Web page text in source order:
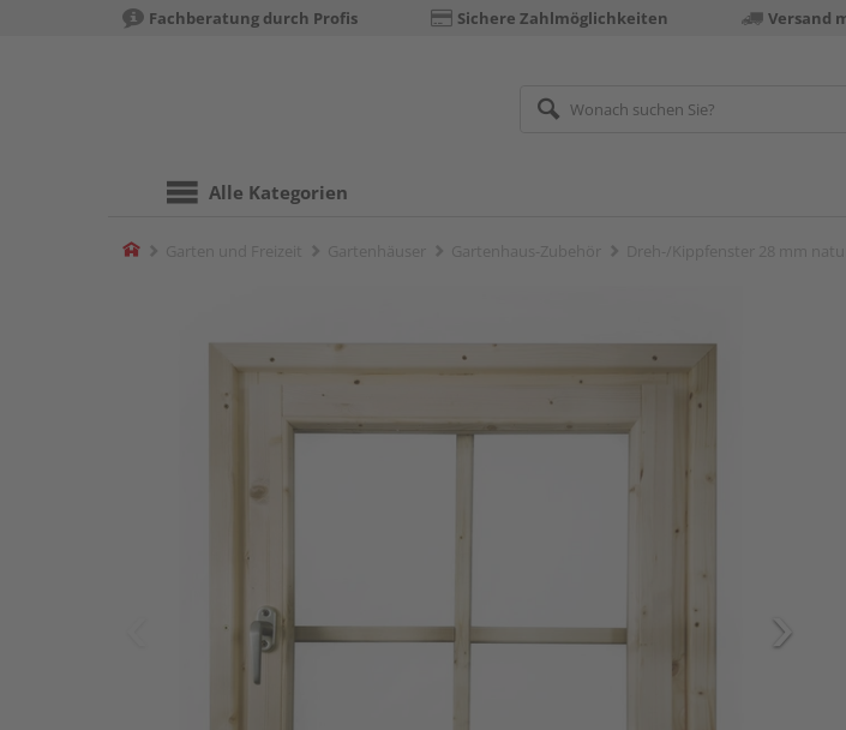
Fachberatung durch Profis Sichere Zahlmöglichkeiten Versand
Alle Kategorien
Home